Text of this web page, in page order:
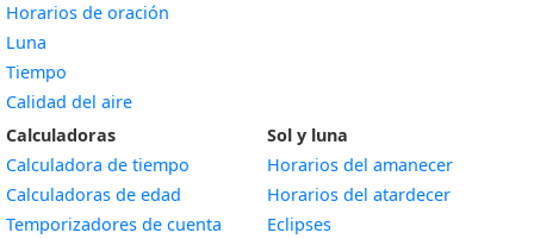
Horarios de oración
Luna
Tiempo
Calidad del aire
Calculadoras
Calculadora de tiempo
Calculadoras de edad
Temporizadores de cuenta
Sol y luna
Horarios del amanecer
Horarios del atardecer
Eclipses